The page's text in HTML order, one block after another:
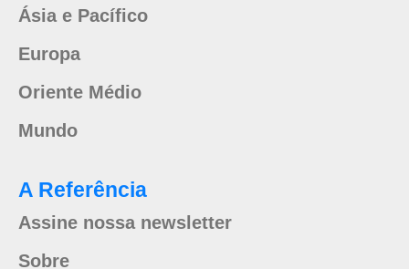
Ásia e Pacífico
Europa
Oriente Médio
Mundo
A Referência
Assine nossa newsletter
Sobre